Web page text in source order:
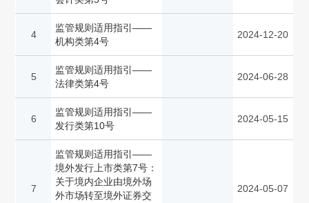
4
监管规则适用指引——
机构类第4号
2024-12-20
5
监管规则适用指引——
法律类第4号
2024-06-28
6
监管规则适用指引——
发行类第10号
2024-05-15
7
监管规则适用指引——
境外发行上市类第7号：
关于境内企业由境外场
外市场转至境外证券交
2024-05-07